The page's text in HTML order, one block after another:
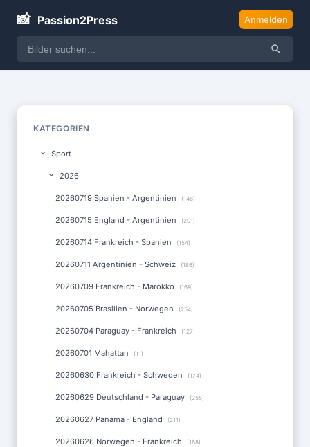
📸 Passion2Press Anmelden
KATEGORIEN
Sport
2026
20260719 Spanien - Argentinien (148)
20260715 England - Argentinien (201)
20260714 Frankreich - Spanien (154)
20260711 Argentinien - Schweiz (186)
20260709 Frankreich - Marokko (169)
20260705 Brasilien - Norwegen (254)
20260704 Paraguay - Frankreich (127)
20260701 Mahattan (11)
20260630 Frankreich - Schweden (174)
20260629 Deutschland - Paraguay (255)
20260627 Panama - England (211)
20260626 Norwegen - Frankreich (168)